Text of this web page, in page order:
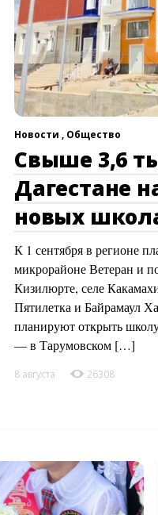
Новости , Общество
Свыше 3,6
Дагестане
новых
К 1 сентября в регионе
микрорайоне Ветеран и
Кизилюрте, селе
Пятилетка и Байрамаул
планируют открыть
— в Тарумовском […]
8 августа 26308